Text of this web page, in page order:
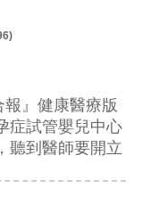
)
報』健康醫療版
症試管嬰兒中心
聽到醫師要開立